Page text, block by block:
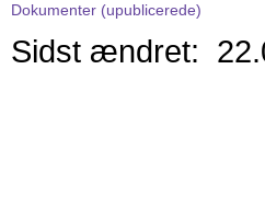
Dokumenter (upublicerede)
Sidst ændret: